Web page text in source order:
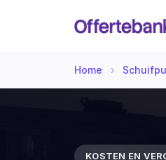
Home ›
KOSTEN EN